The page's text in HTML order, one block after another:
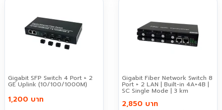
Gigabit SFP Switch 4 Port + 2
GE Uplink (10/100/1000M)
1,200 บาท
Gigabit Fiber Network Switch 8
Port + 2 LAN | Built-in 4A+4B |
SC Single Mode | 3 km
2,850 บาท